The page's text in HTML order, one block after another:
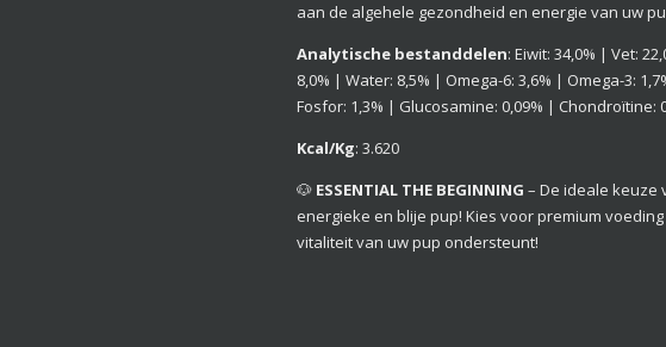
aan de algehele gezondheid en energie van uw
Analytische bestanddelen: Eiwit: 34,0% | Vet:
8,0% | Water: 8,5% | Omega-6: 3,6% | Omega-3:
Fosfor: 1,3% | Glucosamine: 0,09% | Chondroïtine:
Kcal/Kg: 3.620
🐶 ESSENTIAL THE BEGINNING – De ideale keuze
energieke en blije pup! Kies voor premium
vitaliteit van uw pup ondersteunt!